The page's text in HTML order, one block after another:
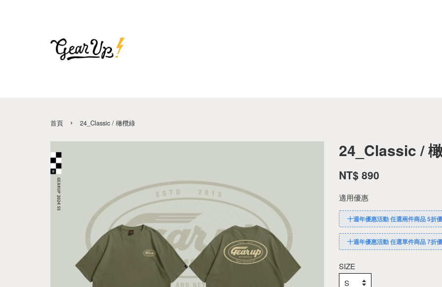
首頁 › 24_Classic / 橄欖綠
24_Classic /
NT$ 890
適用優惠
十週年優惠活動 任選兩件商品 5折
十週年優惠活動 任選單件商品 7折
SIZE